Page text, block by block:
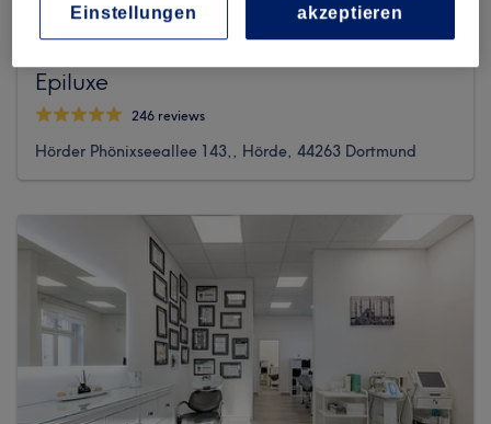
Epiluxe
246 reviews
Hörder Phönixseeallee 143,, Hörde, 44263 Dortmund
Einstellungen
akzeptieren